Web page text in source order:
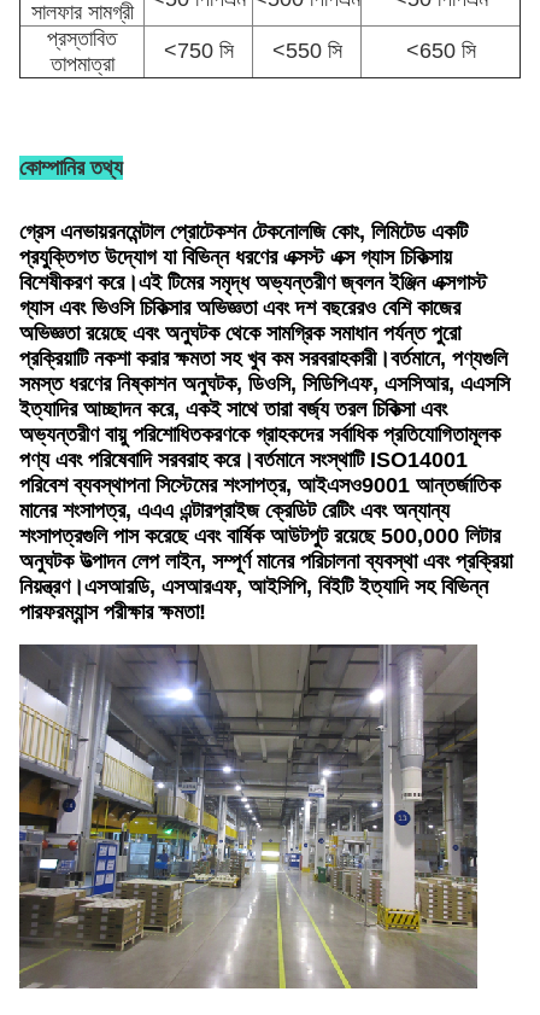
সালফার সামগ্রী
প্রস্তাবিত
তাপমাত্রা
<750 সি <550 সি <650 সি
কোম্পানির তথ্য
গ্রেস এনভায়রনমেন্টাল প্রোটেকশন টেকনোলজি কোং, লিমিটেড একটি
প্রযুক্তিগত উদ্যোগ যা বিভিন্ন ধরণের এক্সস্ট এক্স গ্যাস চিকিত্সায়
বিশেষীকরণ করে।এই টিমের সমৃদ্ধ অভ্যন্তরীণ জ্বলন ইঞ্জিন এক্সগাস্ট
গ্যাস এবং ভিওসি চিকিত্সার অভিজ্ঞতা এবং দশ বছরেরও বেশি কাজের
অভিজ্ঞতা রয়েছে এবং অনুঘটক থেকে সামগ্রিক সমাধান পর্যন্ত পুরো
প্রক্রিয়াটি নকশা করার ক্ষমতা সহ খুব কম সরবরাহকারী।বর্তমানে, পণ্যগুলি
সমস্ত ধরণের নিষ্কাশন অনুঘটক, ডিওসি, সিডিপিএফ, এসসিআর, এএসসি
ইত্যাদির আচ্ছাদন করে, একই সাথে তারা বর্জ্য তরল চিকিত্সা এবং
অভ্যন্তরীণ বায়ু পরিশোধিতকরণকে গ্রাহকদের সর্বাধিক প্রতিযোগিতামূলক
পণ্য এবং পরিষেবাদি সরবরাহ করে।বর্তমানে সংস্থাটি ISO14001
পরিবেশ ব্যবস্থাপনা সিস্টেমের শংসাপত্র, আইএসও9001 আন্তর্জাতিক
মানের শংসাপত্র, এএএ এন্টারপ্রাইজ ক্রেডিট রেটিং এবং অন্যান্য
শংসাপত্রগুলি পাস করেছে এবং বার্ষিক আউটপুট রয়েছে 500,000 লিটার
অনুঘটক উত্পাদন লেপ লাইন, সম্পূর্ণ মানের পরিচালনা ব্যবস্থা এবং প্রক্রিয়া
নিয়ন্ত্রণ।এসআরডি, এসআরএফ, আইসিপি, বিইটি ইত্যাদি সহ বিভিন্ন
পারফরম্যান্স পরীক্ষার ক্ষমতা!